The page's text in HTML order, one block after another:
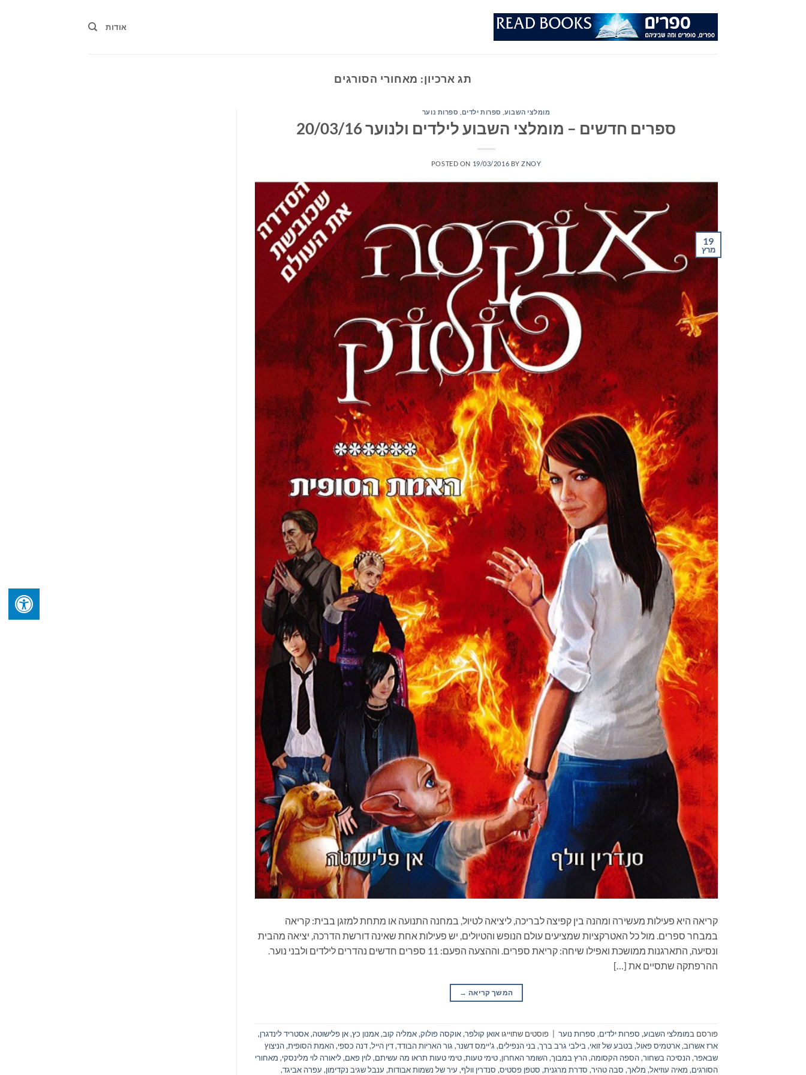
אודות
תג ארכיון: מאחורי הסורגים
מומלצי השבוע ספרות ילדים ספרות נוער
ספרים חדשים – מומלצי השבוע לילדים ולנוער 20/03/16
POSTED ON 19/03/2016 BYZNOY
19
מרץ
קריאה היא פעילות מעשירה ומהנה בין קפיצה לבריכה, ליציאה לטיול, במחנה התנועה או מתחת למזגן בבית: קריאה
במבחר ספרים. מול כל האטרקציות שמציעים עולם הנופש והטיולים, יש פעילות אחת שאינה דורשת הדרכה, יציאה מהבית
ונסיעה, התארגנות ממושכת ואפילו שיחה: קריאת ספרים. וההצעה הפעם: 11 ספרים חדשים נהדרים לילדים ולבני נוער.
ההרפתקה שתסיים את […]
המשך קריאה →
פורסם במומלצי השבוע, ספרות ילדים, ספרות נוער פוסטים שתוייגו אואן קולפר,אוקסה פולוק,אמליה קוב,אמנון כץ,אן פלישוטה,אסטריד לינדגרן,
ארז אשרוב,ארטמיס פאול, בטבע של זואי, בילבי גרב ברך, בני הנפילים, ג'יימס דשנר, גור האריות הבודד,דין הייל,דנה כספי,האמת הסופית,הניצוץ
שבאפר,הנסיכה בשחור,הספה הקסומה,הרץ במבוך,השומר האחרון,טימי טעות,טימי טעות תראו מה עשיתם,לוין פאם,ליאורה לוי מלינסקי, מאחורי
הסורגים, מאיה עוזיאל, מלאך, סבה טהיר, סדרת מרגנית, סטפן פסטיס, סנדרין וולף, עיר של נשמות אבודות, ענבל שגיב נקדימון, עפרה אביגד,